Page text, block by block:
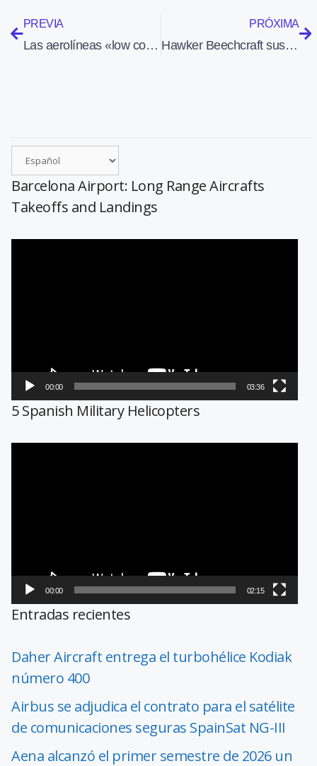
PREVIA
Las aerolíneas «low cost» desploman los sueldos de los pilotos
PRÓXIMA
Hawker Beechcraft suspende pagos y declara deudas por valor de 2.500 millones de dólares
Barcelona Airport: Long Range Aircrafts
Takeoffs and Landings
00:00 03:36
5 Spanish Military Helicopters
00:00 02:15
Entradas recientes
Daher Aircraft entrega el turbohélice Kodiak
número 400
Airbus se adjudica el contrato para el satélite
de comunicaciones seguras SpainSat NG-III
Aena alcanzó el primer semestre de 2026 un